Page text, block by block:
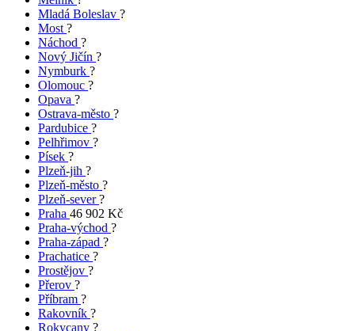
Mladá Boleslav ?
Most?
Náchod ?
Nový Jičín ?
Nymburk ?
Olomouc ?
Opava ?
Ostrava-město ?
Pardubice ?
Pelhřimov ?
Písek ?
Plzeň-jih ?
Plzeň-město ?
Plzeň-sever?
Praha 46 902 Kč
Praha-východ ?
Praha-západ ?
Prachatice ?
Prostějov ?
Přerov ?
Příbram ?
Rakovník ?
Rokycany ?